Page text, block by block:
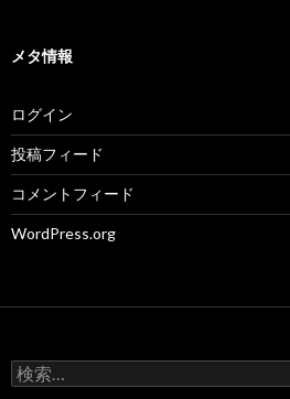
メタ情報
ログイン
投稿フィード
コメントフィード
WordPress.org
検
索: